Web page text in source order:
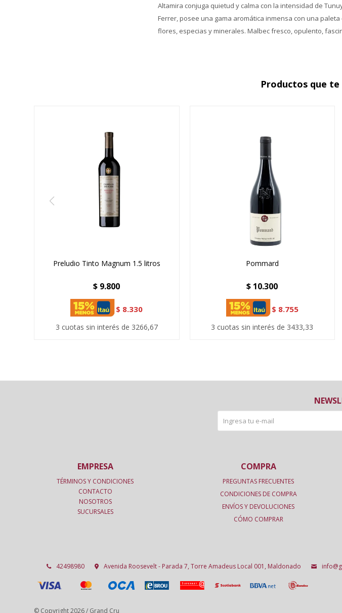
Altamira conjuga quietud y calma con la intensidad de
Ferrer, posee una gama aromática inmensa con una
flores, especias y minerales. Malbec fresco, opulento,
Productos que
Preludio Tinto Magnum 1.5 litros
$ 9.800
$ 8.330
3 cuotas sin interés de 3266,67
Pommard
$ 10.300
$ 8.755
3 cuotas sin interés de 3433,33
42498980 Avenida Roosevelt - Parada 7, Torre Amadeus Local 001, Maldonado
EMPRESA
TÉRMINOS Y CONDICIONES
CONTACTO
NOSOTROS
SUCURSALES
COMPRA
PREGUNTAS FRECUENTES
CONDICIONES DE COMPRA
ENVÍOS Y DEVOLUCIONES
CÓMO COMPRAR
© Copyright 2026 / Grand Cru